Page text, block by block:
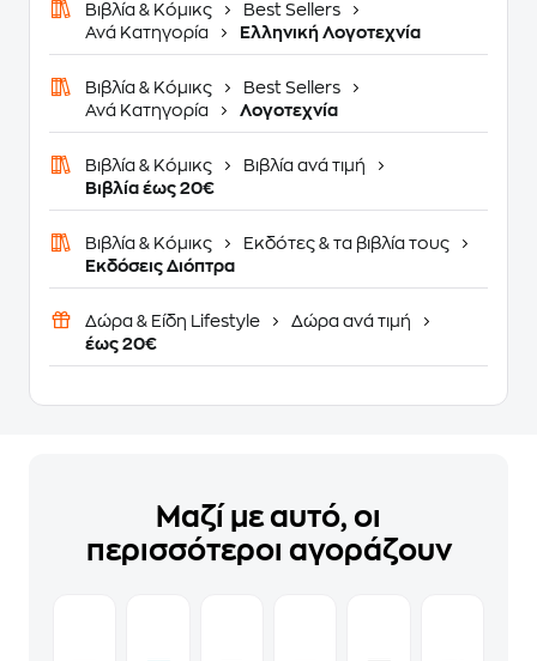
Βιβλία & Κόμικς
Best Sellers
Ανά Κατηγορία
Ελληνική Λογοτεχνία
Βιβλία & Κόμικς
Best Sellers
Ανά Κατηγορία
Λογοτεχνία
Βιβλία & Κόμικς
Βιβλία ανά τιμή
Βιβλία έως 20€
Βιβλία & Κόμικς
Εκδότες & τα βιβλία τους
Εκδόσεις Διόπτρα
Δώρα & Είδη Lifestyle
Δώρα ανά τιμή
έως 20€
Μαζί με αυτό, οι
περισσότεροι αγοράζουν